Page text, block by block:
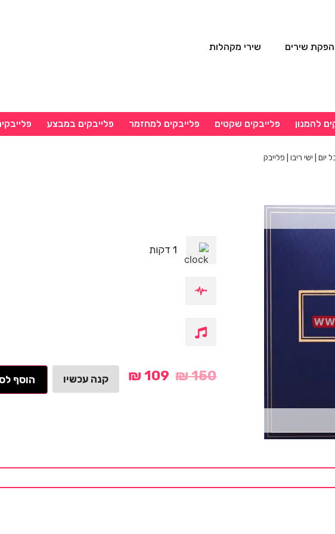
הפקת שירים
שירי מקהלות
להמנון פלייבקים שקטים פלייבקים למחזמר פלייבקים במבצע
יום | ישי ריבו | פלייבק
1 דקות
₪150
₪ 109 קנה עכשיו הוסף